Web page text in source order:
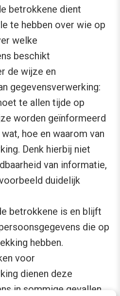
betrokkene dient
te hebben over wie op
welke
beschikt
de wijze en
gegevensverwerking:
te allen tijde op
worden geïnformeerd
hoe en waarom van
Denk hierbij niet
van informatie,
duidelijk
betrokkene is en blijft
die op
hebben.
voor
dienen deze
in sommige gevallen